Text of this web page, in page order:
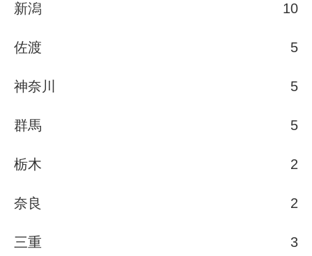
新潟 10
佐渡 5
神奈川 5
群馬 5
栃木 2
奈良 2
三重 3